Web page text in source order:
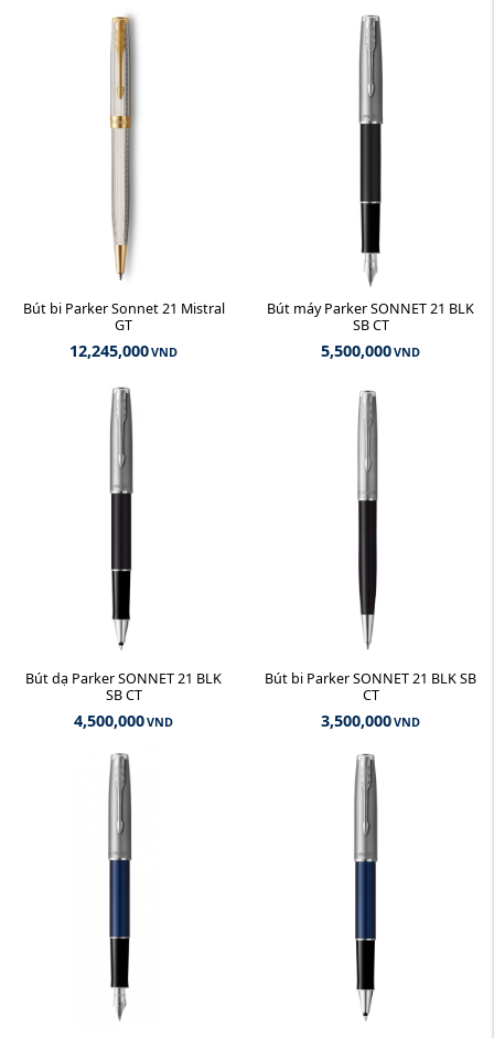
Bút bi Parker Sonnet 21 Mistral
GT
12,245,000VND
Bút máy Parker SONNET 21 BLK
SB CT
5,500,000VND
Bút dạ Parker SONNET 21 BLK
SB CT
4,500,000VND
Bút bi Parker SONNET 21 BLK SB
CT
3,500,000VND